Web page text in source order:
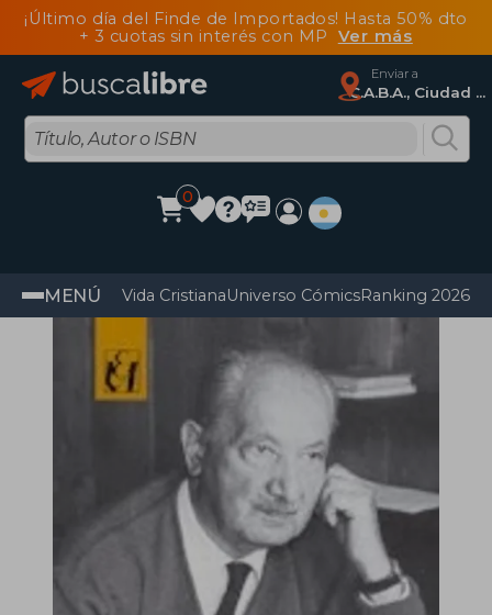
¡Último día del Finde de Importados! Hasta 50% dto
+ 3 cuotas sin interés con MP Ver más
Enviar a
C.A.B.A., Ciudad Autónoma De Buenos Aires
0
MENÚ Vida CristianaUniverso CómicsRanking 2026